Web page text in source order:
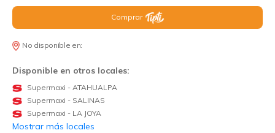
Comprar
No disponible en:
Disponible en otros locales:
Supermaxi - ATAHUALPA
Supermaxi - SALINAS
Supermaxi - LA JOYA
Mostrar más locales